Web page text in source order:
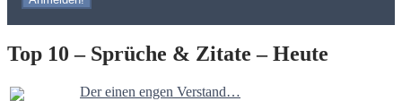
Top 10 – Sprüche & Zitate – Heute
Der einen engen Verstand…